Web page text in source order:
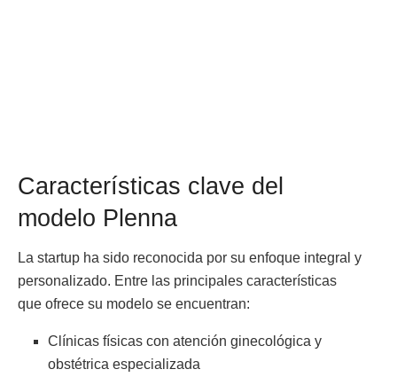
Características clave del
modelo Plenna
La startup ha sido reconocida por su enfoque integral y
personalizado. Entre las principales características
que ofrece su modelo se encuentran:
Clínicas físicas con atención ginecológica y
obstétrica especializada